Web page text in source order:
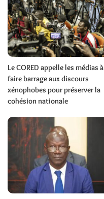
Le CORED appelle les médias à
faire barrage aux discours
xénophobes pour préserver la
cohésion nationale